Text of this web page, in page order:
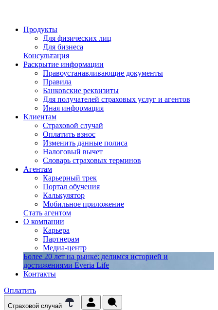
Продукты
Для физических лиц
Для бизнеса
Консультация
Раскрытие информации
Правоустанавливающие документы
Правила
Банковские реквизиты
Для получателей страховых услуг и агентов
Иная информация
Клиентам
Страховой случай
Оплатить взнос
Изменить данные полиса
Налоговый вычет
Словарь страховых терминов
Агентам
Карьерный трек
Портал обучения
Калькулятор
Мобильное приложение
Стать агентом
О компании
Карьера
Партнерам
Медиа-центр
Более 20 лет на рынке: делимся историей и
достижениями Everia Life
Контакты
Оплатить
Страховой случай